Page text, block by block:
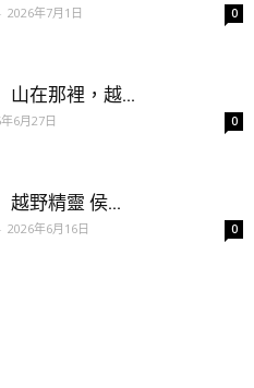
- 2026年7月1日 0
山在那裡，越...
6月27日 0
越野精靈 侯...
- 2026年6月16日 0